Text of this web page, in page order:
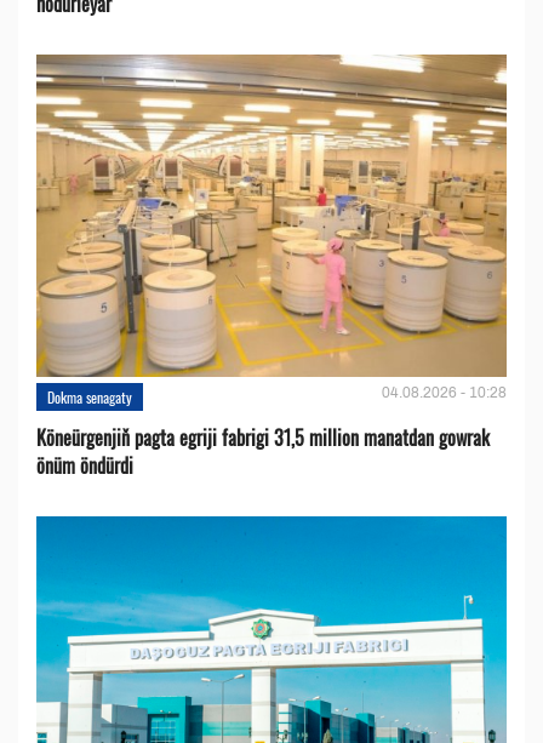
Dokma senagaty 04.08.2026 - 10:28
Köneürgenjiň pagta egriji fabrigi 31,5 million manatdan gowrak
önüm öndürdi